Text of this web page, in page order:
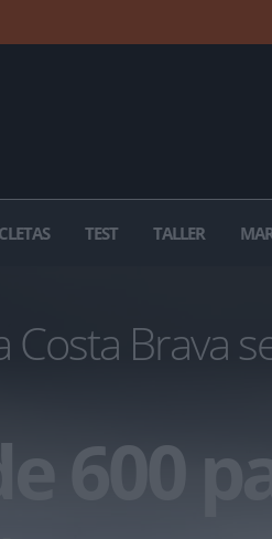
TEST TALLER
Costa Brava
600